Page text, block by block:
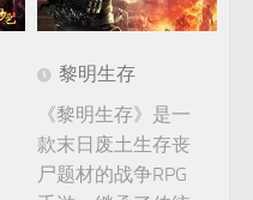
黎明生存
《黎明生存》是一
款末日废土生存丧
尸题材的战争RPG